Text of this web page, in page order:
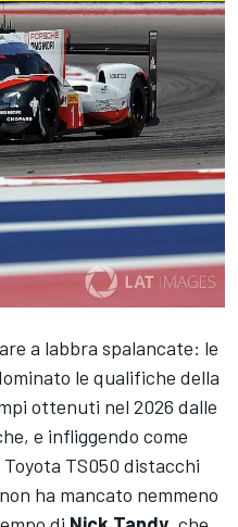
a labbra spalancate: le
le qualifiche della
ottenuti nel 2026 dalle
e infliggendo come
TS050 distacchi
ha mancato nemmeno